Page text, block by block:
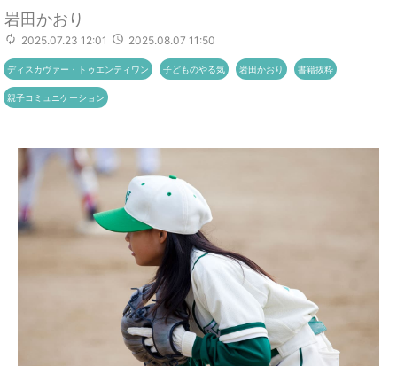
岩田かおり
2025.07.23 12:01 2025.08.07 11:50
ディスカヴァー・トゥエンティワン 子どものやる気 岩田かおり 書籍抜粋
親子コミュニケーション